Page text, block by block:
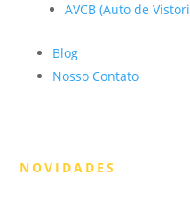
AVCB (Auto de
Blog
Nosso Contato
NOVIDADES